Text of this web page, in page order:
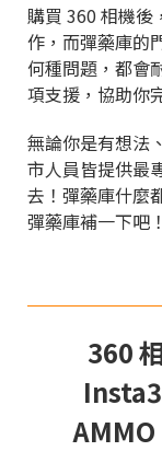
購買 360 相機後
作，而彈藥庫的
何種問題，都會
項支援，協助你
無論你是有想法
市人員皆提供最
去！彈藥庫什麼
彈藥庫補一下吧！
360
AMMO